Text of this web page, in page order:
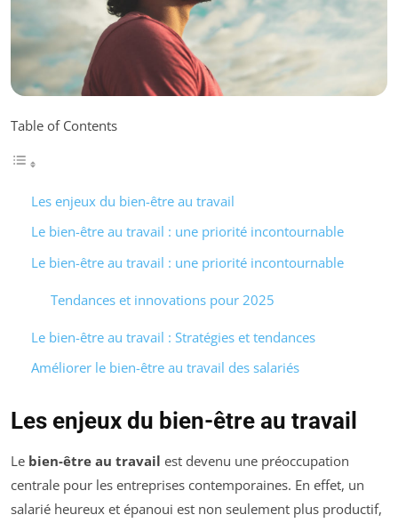
Table of Contents
Les enjeux du bien-être au travail
Le bien-être au travail : une priorité incontournable
Le bien-être au travail : une priorité incontournable
Tendances et innovations pour 2025
Le bien-être au travail : Stratégies et tendances
Améliorer le bien-être au travail des salariés
Les enjeux du bien-être au travail
Le bien-être au travail est devenu une préoccupation
centrale pour les entreprises contemporaines. En effet, un
salarié heureux et épanoui est non seulement plus productif,